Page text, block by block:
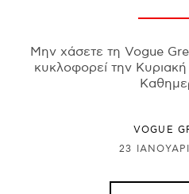
Μην χάσετε τη Vogue
κυκλοφορεί την
VOGUE
23